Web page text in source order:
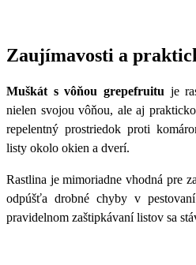
Zaujímavosti a
Muškát s vôňou grepefruitu je
nielen svojou vôňou, ale aj
repelentný prostriedok proti
listy okolo okien a dverí.
Rastlina je mimoriadne vhodná pre
odpúšťa drobné chyby v
pravidelnom zaštipkávaní listov sa